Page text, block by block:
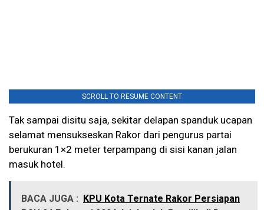
SCROLL TO RESUME CONTENT
Tak sampai disitu saja, sekitar delapan spanduk ucapan
selamat mensukseskan Rakor dari pengurus partai
berukuran 1×2 meter terpampang di sisi kanan jalan
masuk hotel.
BACA JUGA : KPU Kota Ternate Rakor Persiapan